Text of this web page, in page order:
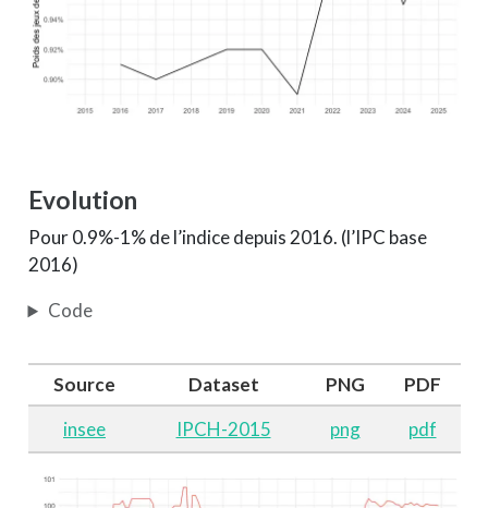
Evolution
Pour 0.9%-1% de l’indice depuis 2016. (l’IPC base
2016)
Code
Source Dataset PNG
PDF
insee
IPCH-2015 png pdf